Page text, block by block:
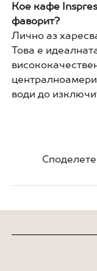
Кое кафе
фаворит?
Лично аз
Това е
води до
Споделете